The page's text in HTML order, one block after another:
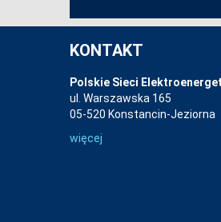
KONTAKT
Polskie Sieci
ul. Warszawska 165
05-520 Konstancin-Jeziorna
więcej